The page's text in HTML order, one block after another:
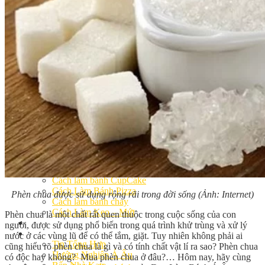
Khóa Học Handmade Mini Cake
Master Class
Chuyên Đề
Khai Giảng
Lịch học – Lịch thi
Đăng Ký Học
Công Thức
Cách Làm Bánh Việt
Cách Làm Bánh Âu
Cách Làm Bánh Kem
Cách Làm Bánh Mì
Cách Làm Bánh Trung Thu
Cách Làm Bánh Flan
Cách Làm Bánh Bao
Cách Làm Bánh Bông Lan
Cách Làm Bánh Su Kem
Cách làm bánh CupCake
Cách Làm Bánh Pizza
Cách làm bánh chay
Cách Làm Kẹo – Mứt
Video
Tin tức
Tin Tổng Hợp
Hướng Nghiệp Á Âu
Phèn chua được sử dụng rộng rãi trong đời sống (Ảnh: Internet)
Phèn chua là một chất rất quen thuộc trong cuộc sống của con
người, được sử dụng phổ biến trong quá trình khử trùng và xử lý
nước ở các vùng lũ để có thể tắm, giặt. Tuy nhiên không phải ai
cũng hiểu rõ phèn chua là gì và có tính chất vật lí ra sao? Phèn chua
có độc hay không? Mua phèn chua ở đâu?… Hôm nay, hãy cùng